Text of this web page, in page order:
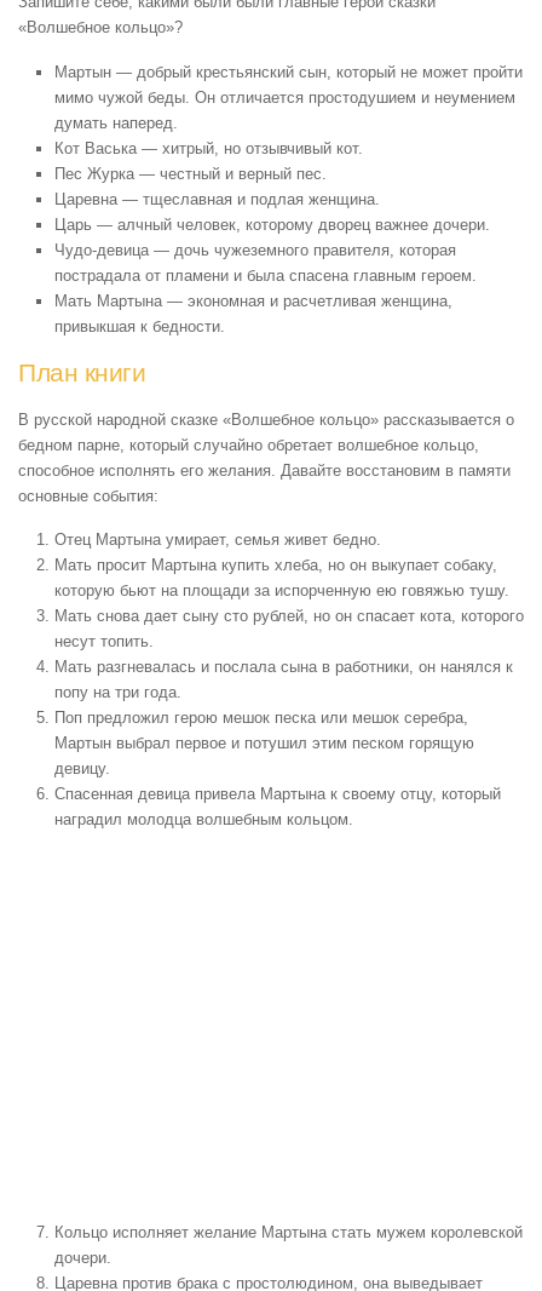
«Волшебное кольцо»?
Мартын — добрый крестьянский сын, который не может пройти
мимо чужой беды. Он отличается простодушием и неумением
думать наперед.
Кот Васька — хитрый, но отзывчивый кот.
Пес Журка — честный и верный пес.
Царевна — тщеславная и подлая женщина.
Царь — алчный человек, которому дворец важнее дочери.
Чудо-девица — дочь чужеземного правителя, которая
пострадала от пламени и была спасена главным героем.
Мать Мартына — экономная и расчетливая женщина,
привыкшая к бедности.
План книги
В русской народной сказке «Волшебное кольцо» рассказывается о
бедном парне, который случайно обретает волшебное кольцо,
способное исполнять его желания. Давайте восстановим в памяти
основные события:
Отец Мартына умирает, семья живет бедно.
Мать просит Мартына купить хлеба, но он выкупает собаку,
которую бьют на площади за испорченную ею говяжью тушу.
Мать снова дает сыну сто рублей, но он спасает кота, которого
несут топить.
Мать разгневалась и послала сына в работники, он нанялся к
попу на три года.
Поп предложил герою мешок песка или мешок серебра,
Мартын выбрал первое и потушил этим песком горящую
девицу.
Спасенная девица привела Мартына к своему отцу, который
наградил молодца волшебным кольцом.
Кольцо исполняет желание Мартына стать мужем королевской
дочери.
Царевна против брака с простолюдином, она выведывает